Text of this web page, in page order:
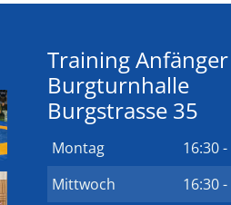
Training Anfänger
Burgturnhalle
Burgstrasse 35
Montag
16:30
Mittwoch
16:30